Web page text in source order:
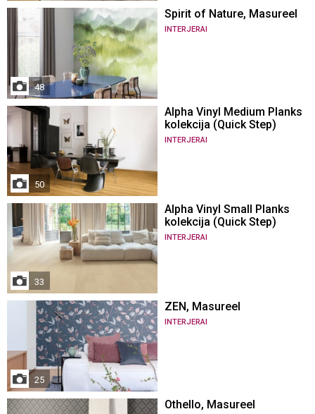
48
Spirit of Nature, Masureel
INTERJERAI
50
Alpha Vinyl Medium Planks
kolekcija (Quick Step)
INTERJERAI
33
Alpha Vinyl Small Planks
kolekcija (Quick Step)
INTERJERAI
25
ZEN, Masureel
INTERJERAI
Othello, Masureel